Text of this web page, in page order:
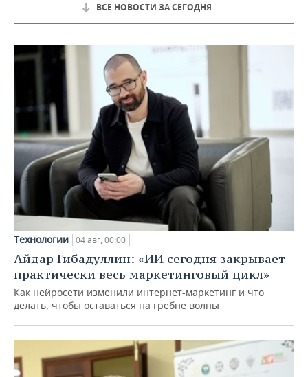
ВСЕ НОВОСТИ ЗА СЕГОДНЯ
Технологии 04 авг, 00:00
Айдар Гибадуллин: «ИИ сегодня закрывает
практически весь маркетинговый цикл»
Как нейросети изменили интернет-маркетинг и что
делать, чтобы оставаться на гребне волны